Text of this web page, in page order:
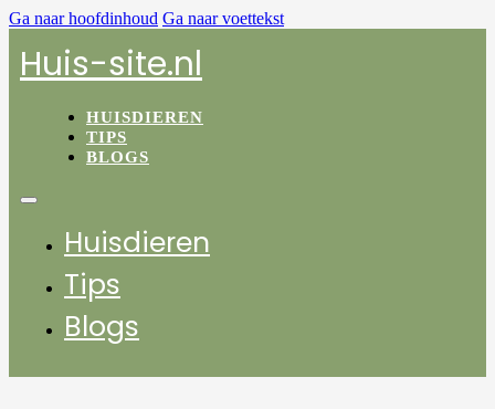
Ga naar hoofdinhoud Ga naar voettekst
Huis-site.nl
HUISDIEREN
TIPS
BLOGS
Huisdieren
Tips
Blogs